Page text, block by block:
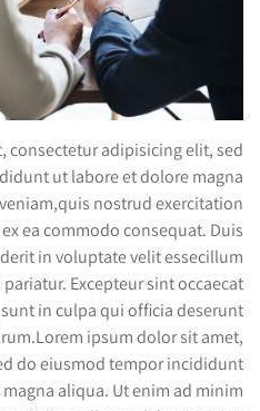
consectetur adipisicing elit, sed
ut labore et dolore magna
nostrud exercitation
ea commodo consequat. Duis
in voluptate velit essecillum
Excepteur sint occaecat
in culpa qui officia deserunt
ipsum dolor sit amet,
do eiusmod tempor incididunt
aliqua. Ut enim ad minim